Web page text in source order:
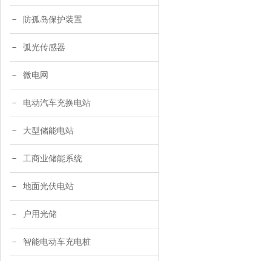
防孤岛保护装置
弧光传感器
微电网
电动汽车充换电站
大型储能电站
工商业储能系统
地面光伏电站
户用光储
智能电动车充电桩